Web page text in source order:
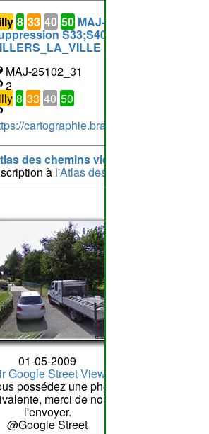
8 33 40 50 MAJ-25102_31:
S33;S40;S50;C2;C8 à
MAJ-25102_31
2
8 33 40 50
cartographie.brabantwallon.be/
des chemins vicinaux de Tilly
à l'Atlas des chemins vicinaux
01-05-2009
Google Street View
possédez une photo
merci de nous
l'envoyer.
@Google Street